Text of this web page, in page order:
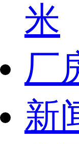
米
厂
新